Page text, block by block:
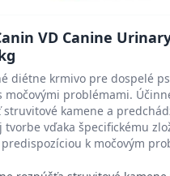
VD Canine
diétne krmivo pre dospelé
močovými problémami.
struvitové kamene a
tvorbe vďaka špecifickému
k močovým